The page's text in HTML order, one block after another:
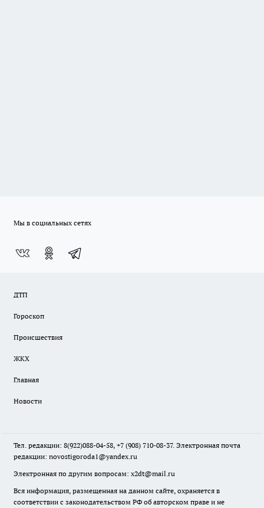
Мы в социальных сетях
ДТП
Гороскоп
Происшествия
ЖКХ
Главная
Новости
Тел. редакции: 8(922)088-04-58, +7 (908) 710-08-37. Электронная почта
редакции: novostigoroda1@yandex.ru
Электронная по другим вопросам: x2dt@mail.ru
Вся информация, размещенная на данном сайте, охраняется в
соответствии с законодательством РФ об авторском праве и не